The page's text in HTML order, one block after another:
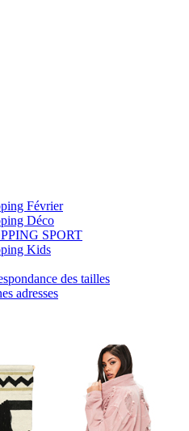
Février
Déco
SPORT
Kids
des tailles
adresses